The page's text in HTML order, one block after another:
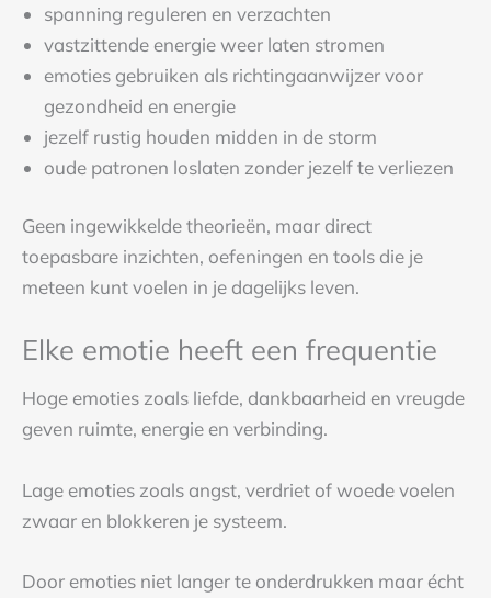
spanning reguleren en verzachten
vastzittende energie weer laten stromen
emoties gebruiken als richtingaanwijzer voor
gezondheid en energie
jezelf rustig houden midden in de storm
oude patronen loslaten zonder jezelf te verliezen
Geen ingewikkelde theorieën, maar direct
toepasbare inzichten, oefeningen en tools die je
meteen kunt voelen in je dagelijks leven.
Elke emotie heeft een frequentie
Hoge emoties zoals liefde, dankbaarheid en vreugde
geven ruimte, energie en verbinding.
Lage emoties zoals angst, verdriet of woede voelen
zwaar en blokkeren je systeem.
Door emoties niet langer te onderdrukken maar écht